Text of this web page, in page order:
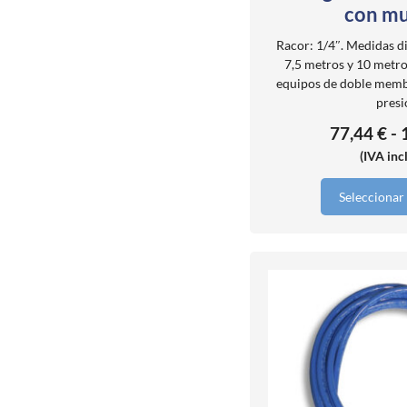
con
Racor: 1/4″. Medidas
7,5 metros y 10
equipos de doble
77,44€ -
(IVA
múltiples
variantes.
opciones